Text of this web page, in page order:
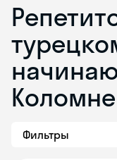
Фильтры
Skyeng Chat